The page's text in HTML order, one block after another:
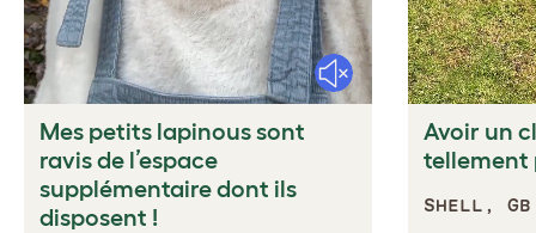
Mute
Mes petits lapinous sont
ravis de l’espace
supplémentaire dont ils
disposent !
Avoir un
tellement
SHELL, GB